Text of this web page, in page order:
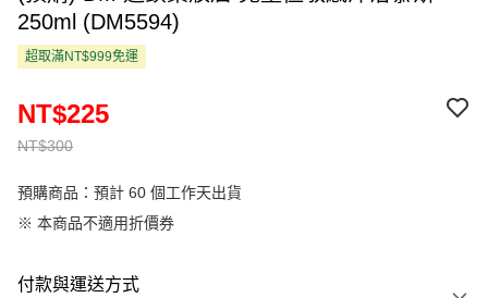
250ml (DM5594)
超取滿NT$999免運
NT$300
NT$225
預購商品：預計 60 個工作天出貨
※ 本商品不適用折價券
付款與運送方式